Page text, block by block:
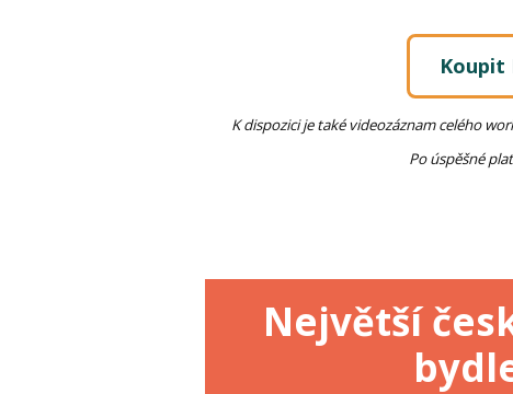
Koupit
Kdispozici je také videozáznam celého
Po úspěšné
Největší